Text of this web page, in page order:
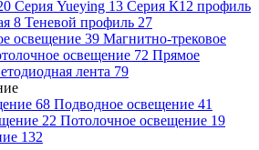
Серия Yueying 13 Серия К12 профиль
8 Теневой профиль 27
освещение 39 Магнитно-трековое
освещение 72 Прямое
лента 79
68 Подводное освещение 41
22 Потолочное освещение 19
132